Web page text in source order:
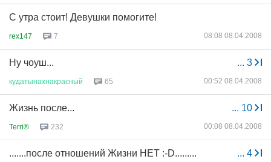
С утра стоит! Девушки помогите!
rex147 7 08:08 08.04.2008
... 3
Ну чоуш...
кудатынахнакрасный 65 00:52 08.04.2008
... 10
Жизнь после...
Terri® 232 00:08 08.04.2008
... 4
.......после отношений Жизни НЕТ :-D.........